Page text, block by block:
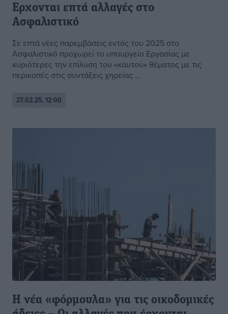
Ερχονται επτά αλλαγές στο
Ασφαλιστικό
Σε επτά νέες παρεμβάσεις εντός του 2025 στο
Ασφαλιστικό προχωρεί το υπουργείο Εργασίας με
κυριότερες την επίλυση του «καυτού» θέματος με τις
περικοπές στις συντάξεις χηρείας ...
27.02.25, 12:00
Η νέα «φόρμουλα» για τις οικοδομικές